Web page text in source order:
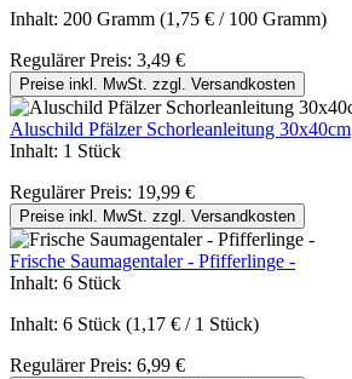
Inhalt: 200 Gramm (1,75 € / 100 Gramm)
Regulärer Preis: 3,49 €
Preise inkl. MwSt. zzgl. Versandkosten
Aluschild Pfälzer Schorleanleitung 30x40cm
Inhalt: 1 Stück
Regulärer Preis: 19,99 €
Preise inkl. MwSt. zzgl. Versandkosten
Frische Saumagentaler - Pfifferlinge -
Inhalt: 6 Stück
Inhalt: 6 Stück (1,17 € / 1 Stück)
Regulärer Preis: 6,99 €